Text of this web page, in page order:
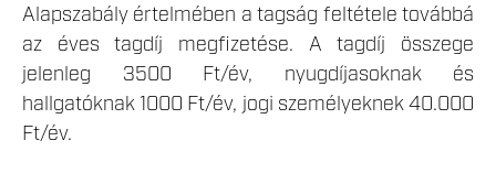
Alapszabály értelmében a tagság feltétele továbbá
az éves tagdíj megfizetése. A tagdíj összege
jelenleg 3500 Ft/év, nyugdíjasoknak és
hallgatóknak 1000 Ft/év, jogi személyeknek 40.000
Ft/év.